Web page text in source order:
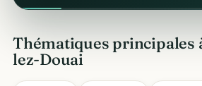
Thématiques principales
lez-Douai